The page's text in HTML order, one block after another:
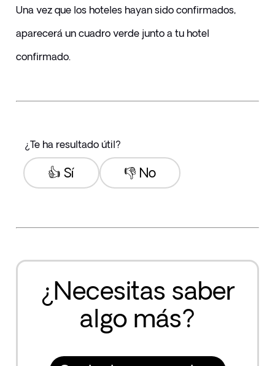
Una vez que los hoteles hayan sido confirmados,
aparecerá un cuadro verde junto a tu hotel
confirmado.
¿Te ha resultado útil?
👎 No
👍 Sí
¿Necesitas saber
algo más?